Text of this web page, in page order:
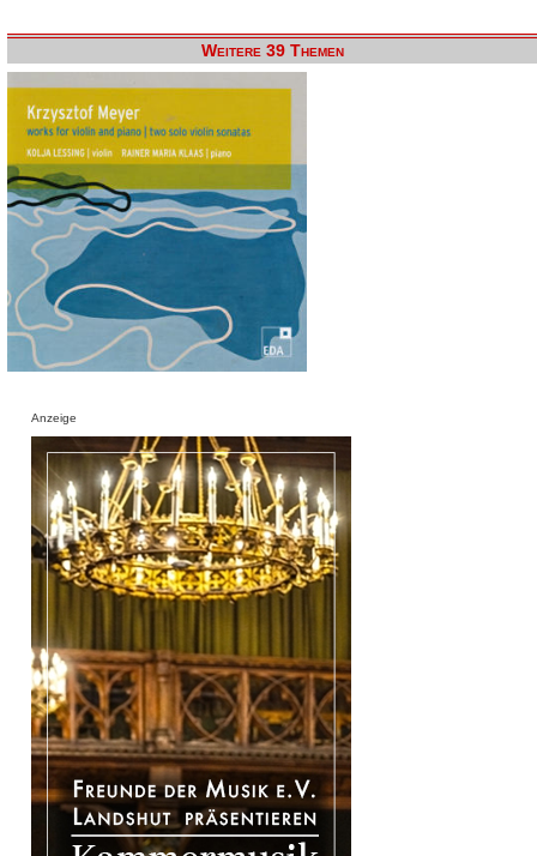
Weitere 39 Themen
Anzeige